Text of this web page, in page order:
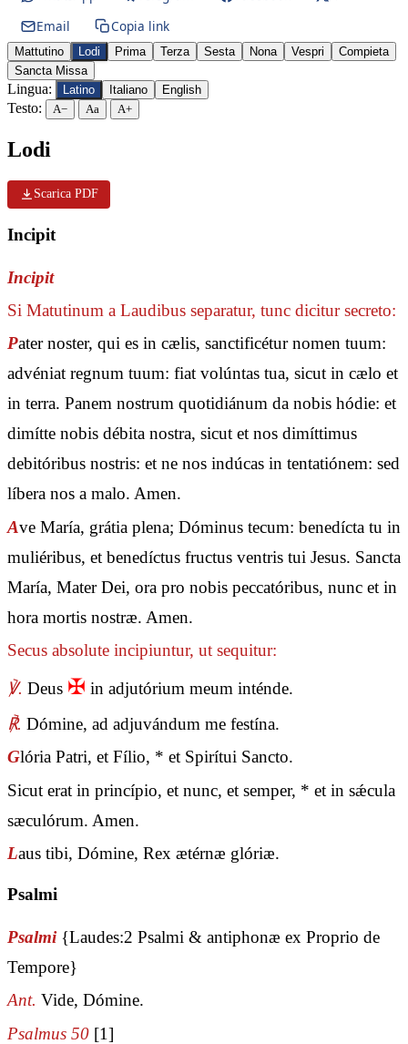
Email
Copia link
Mattutino Lodi Prima Terza Sesta Nona Vespri
Compieta
Sancta Missa
Lingua: Latino Italiano English
Testo: A− Aa A+
Lodi
Scarica PDF
Incipit
Incipit
Si Matutinum a Laudibus separatur, tunc dicitur secreto:
Pater noster, qui es in cælis, sanctificétur nomen tuum:
advéniat regnum tuum: fiat volúntas tua, sicut in cælo et
in terra. Panem nostrum quotidiánum da nobis hódie: et
dimítte nobis débita nostra, sicut et nos dimíttimus
debitóribus nostris: et ne nos indúcas in tentatiónem: sed
líbera nos a malo. Amen.
Ave María, grátia plena; Dóminus tecum: benedícta tu in
muliéribus, et benedíctus fructus ventris tui Jesus. Sancta
María, Mater Dei, ora pro nobis peccatóribus, nunc et in
hora mortis nostræ. Amen.
Secus absolute incipiuntur, ut sequitur:
℣. Deus ✠ in adjutórium meum inténde.
℟. Dómine, ad adjuvándum me festína.
Glória Patri, et Fílio, * et Spirítui Sancto.
Sicut erat in princípio, et nunc, et semper, * et in sǽcula
sæculórum. Amen.
Laus tibi, Dómine, Rex ætérnæ glóriæ.
Psalmi
Psalmi {Laudes:2 Psalmi & antiphonæ ex Proprio de
Tempore}
Ant. Vide, Dómine.
Psalmus 50 [1]